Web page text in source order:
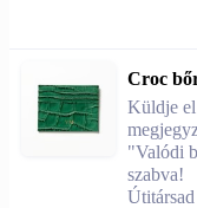
Croc
Küldje
"Valódi
szabva!